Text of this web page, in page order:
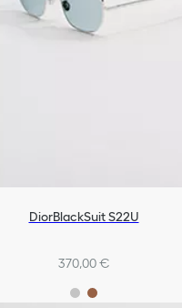
DiorBlackSuit S22U
370,00 €